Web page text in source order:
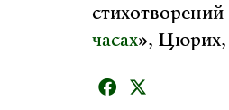
часах», Цюрих,